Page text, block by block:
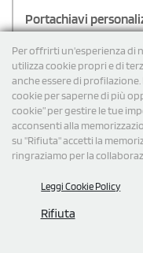
Per offrirti un'esperienza di
utilizza cookie propri e di
anche essere di
cookie per saperne di più
cookie” per gestire le tue
acconsenti alla
su "Rifiuta" accetti la
ringraziamo per la
Leggi Cookie Policy
Rifiuta
Portachiavi
Portachiavi
dimensioni ø1,7 x 6,2 cm.
€ 1,44cad. iva esclusa
Spedizione gratuita